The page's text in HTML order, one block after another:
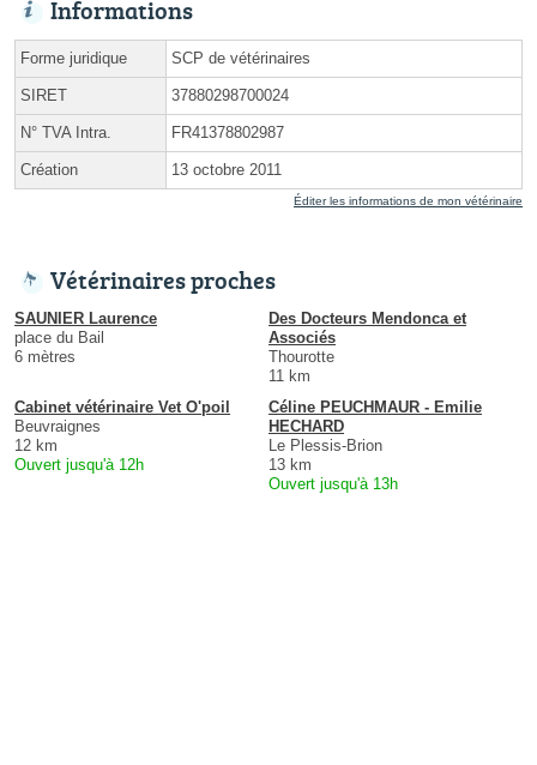
Informations
Forme juridique SCP de vétérinaires
SIRET 37880298700024
N° TVA Intra. FR41378802987
Création 13 octobre 2011
Éditer les informations de mon vétérinaire
Vétérinaires proches
SAUNIER Laurence
place du Bail
6 mètres
Des Docteurs Mendonca et
Associés
Thourotte
11 km
Cabinet vétérinaire Vet O'poil
Beuvraignes
12 km
Ouvert jusqu'à 12h
Céline PEUCHMAUR - Emilie
HECHARD
Le Plessis-Brion
13 km
Ouvert jusqu'à 13h